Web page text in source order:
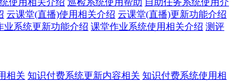
使用相关介绍 巡检系统使用帮助 自助任务系统使用介
云课堂(直播)使用相关介绍 云课堂(直播)更新功能介绍
业系统更新功能介绍 课堂作业系统使用相关介绍 测评
相关 知识付费系统更新内容相关 知识付费系统使用相